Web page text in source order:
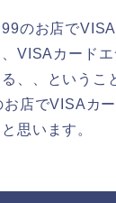
のお店で
VISAカード
、、というこ
店でVISAカ
思います。